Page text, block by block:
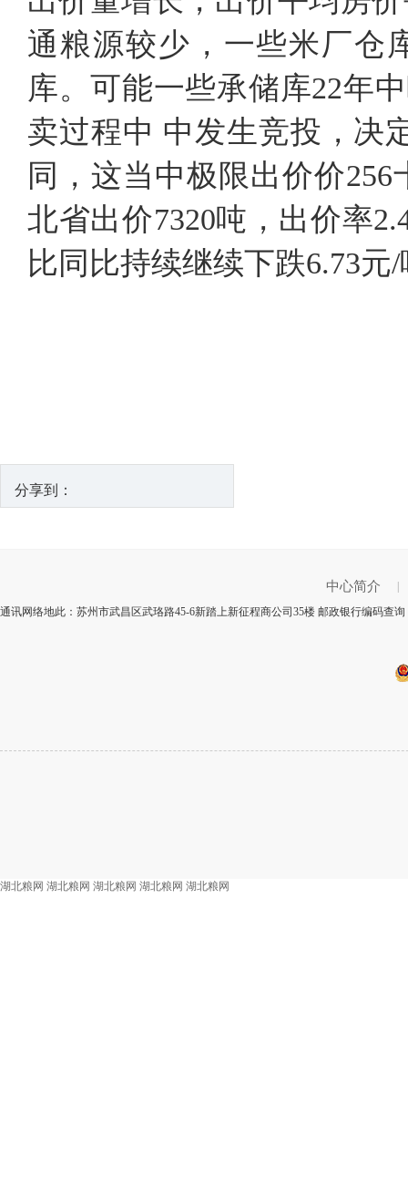
通粮源较少，一些米厂仓
库。可能一些承储库22年
卖过程中 中发生竞投，决
同，这当中极限出价价
北省出价7320吨，出价率
比同比持续继续下跌6.73元
分享到：
中心简介
通讯网络地此：苏州市武昌区武珞路45-6新踏上新征程商公司35楼 邮政银行编码查
湖北粮网 湖北粮网 湖北粮网 湖北粮网 湖北粮网